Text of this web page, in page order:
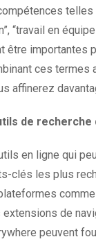
telles
“travail en
être importantes
ces termes
affinerez
de recherche
en ligne qui
clés les plus
extensions de
peuvent